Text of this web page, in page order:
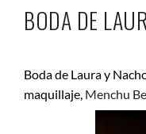
BODA DE
Boda de Laura y
maquillaje, Menchu